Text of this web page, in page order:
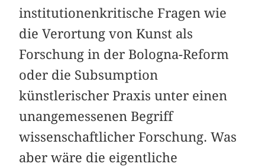
institutionenkritische Fragen wie
die Verortung von Kunst als
Forschung in der Bologna-Reform
oder die Subsumption
künstlerischer Praxis unter einen
unangemessenen Begriff
wissenschaftlicher Forschung. Was
aber wäre die eigentliche